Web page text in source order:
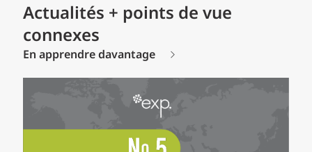
Actualités + points de vue
connexes
En apprendre davantage